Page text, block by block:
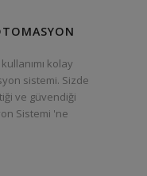
kolay
sistemi. Sizde
ve güvendiği
Sistemi 'ne